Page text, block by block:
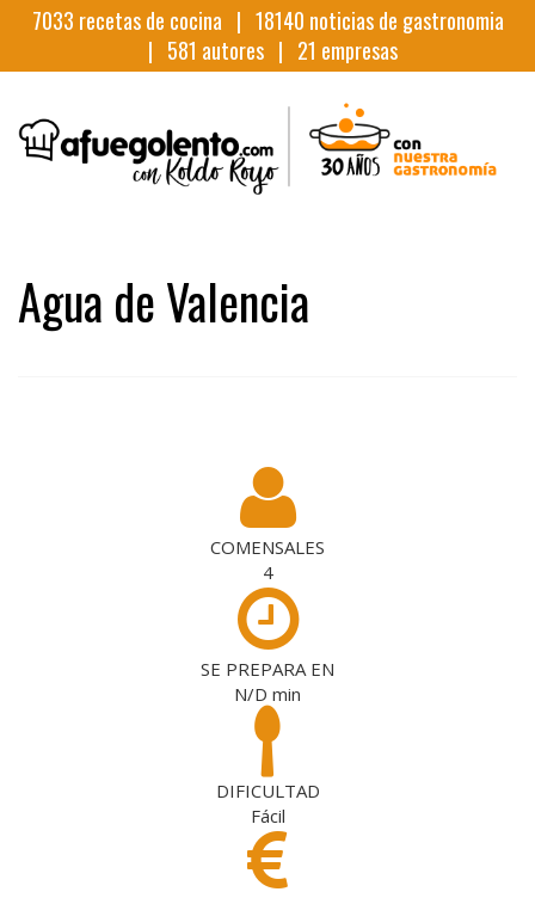
7033 recetas de cocina | 18140 noticias de gastronomia
| 581 autores | 21 empresas
Agua de Valencia
COMENSALES
4
SE PREPARA EN
N/D min
DIFICULTAD
Fácil